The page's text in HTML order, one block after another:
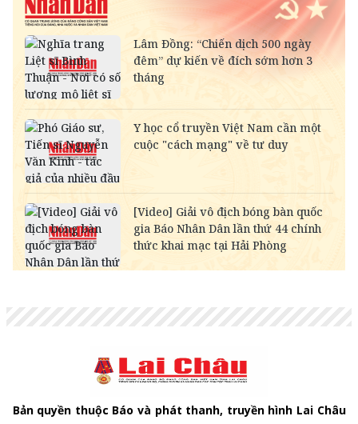
THB
809.42
SEK
2,702.79
2,817.41
SAR
6,945.42
7,244.36
RUB
NOK
- 2,697.17
2,811.55
MYR
6,347.10
6,485.21
KWD
CAD
18,222.10 18,406.17
18,995.72
CHF
31,486.79 31,804.84
32,823.55
INR
273.68
285.45
HKD
3,247.93 3,280.74
3,406.20
Bản quyền thuộc Báo và phát thanh, truyền hình Lai Châu